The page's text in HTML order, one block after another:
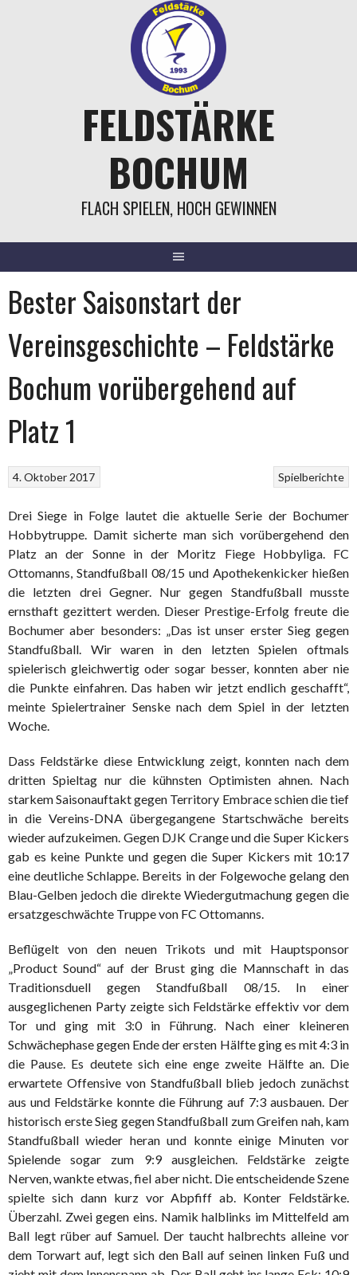
FELDSTÄRKE
BOCHUM
FLACH SPIELEN, HOCH GEWINNEN
Bester Saisonstart der
Vereinsgeschichte – Feldstärke
Bochum vorübergehend auf
Platz 1
Spielberichte
4. Oktober 2017
Drei Siege in Folge lautet die aktuelle Serie der Bochumer
Hobbytruppe. Damit sicherte man sich vorübergehend den
Platz an der Sonne in der Moritz Fiege Hobbyliga. FC
Ottomanns, Standfußball 08/15 und Apothekenkicker hießen
die letzten drei Gegner. Nur gegen Standfußball musste
ernsthaft gezittert werden. Dieser Prestige-Erfolg freute die
Bochumer aber besonders: „Das ist unser erster Sieg gegen
Standfußball. Wir waren in den letzten Spielen oftmals
spielerisch gleichwertig oder sogar besser, konnten aber nie
die Punkte einfahren. Das haben wir jetzt endlich geschafft“,
meinte Spielertrainer Senske nach dem Spiel in der letzten
Woche.
Dass Feldstärke diese Entwicklung zeigt, konnten nach dem
dritten Spieltag nur die kühnsten Optimisten ahnen. Nach
starkem Saisonauftakt gegen Territory Embrace schien die tief
in die Vereins-DNA übergegangene Startschwäche bereits
wieder aufzukeimen. Gegen DJK Crange und die Super Kickers
gab es keine Punkte und gegen die Super Kickers mit 10:17
eine deutliche Schlappe. Bereits in der Folgewoche gelang den
Blau-Gelben jedoch die direkte Wiedergutmachung gegen die
ersatzgeschwächte Truppe von FC Ottomanns.
Beflügelt von den neuen Trikots und mit Hauptsponsor
„Product Sound“ auf der Brust ging die Mannschaft in das
Traditionsduell gegen Standfußball 08/15. In einer
ausgeglichenen Party zeigte sich Feldstärke effektiv vor dem
Tor und ging mit 3:0 in Führung. Nach einer kleineren
Schwächephase gegen Ende der ersten Hälfte ging es mit 4:3 in
die Pause. Es deutete sich eine enge zweite Hälfte an. Die
erwartete Offensive von Standfußball blieb jedoch zunächst
aus und Feldstärke konnte die Führung auf 7:3 ausbauen. Der
historisch erste Sieg gegen Standfußball zum Greifen nah, kam
Standfußball wieder heran und konnte einige Minuten vor
Spielende sogar zum 9:9 ausgleichen. Feldstärke zeigte
Nerven, wankte etwas, fiel aber nicht. Die entscheidende Szene
spielte sich dann kurz vor Abpfiff ab. Konter Feldstärke.
Überzahl. Zwei gegen eins. Namik halblinks im Mittelfeld am
Ball legt rüber auf Samuel. Der taucht halbrechts alleine vor
dem Torwart auf, legt sich den Ball auf seinen linken Fuß und